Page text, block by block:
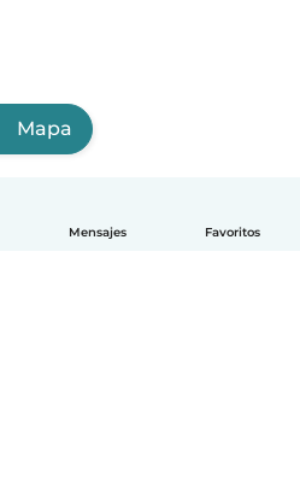
Mensajes Favoritos
Mapa